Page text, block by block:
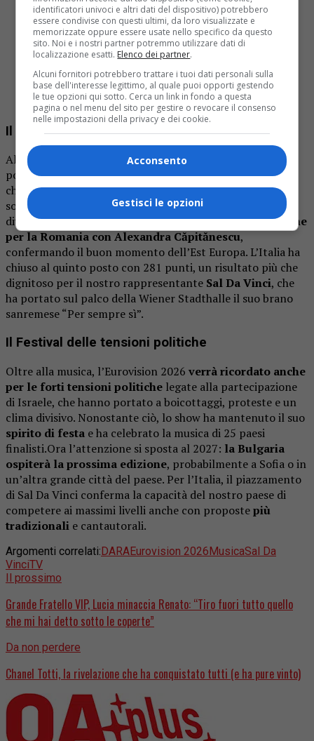
Bulgaria 🇧🇬 is the winner of the Eurovision song
contest 2026 with 516 points, beating Israel 🇮🇱
finishing in second place with 343 points.
#eurovision pic.twitter.com/FmiqhO0X3q
— morgan (@cuandoeranmios)May 16, 2026
Il podio
Al secondo posto si è piazzatoIsraele
polemiche e i boicottaggi di alcuni paesi (tra cui Spagna,
che ha trasmesso uno schermo nero con un messaggio di
solidarietà). Il risultato israeliano ha comunque generato
divisioni e proteste dentro e fuori l’arena.Terza posizione
per laRomania con Alexandra Căpitănescu,
confermando il buon momento dell’Est Europa. L’Italia ha
chiuso al quinto posto con 281 punti, un risultato più che
dignitoso per il nostro rappresentante Sal Da Vinci, che
ha portato sul palco della Wiener Stadthalle il suo brano
sanremese“Per sempre sì”.
Il Festival delle tensioni politiche
Oltre alla musica, l’Eurovision 2026 verrà ricordato anche
per le forti tensioni politiche legate alla partecipazione
di Israele, che hanno portato a boicottaggi, proteste e un
clima divisivo. Nonostante ciò, lo show ha mantenuto il suo
spirito di festa e ha celebrato la musica di 25 paesi
finalisti.Ora l’attenzione si sposta al 2027: la Bulgaria
ospiterà la prossima edizione, probabilmente a Sofia o in
un’altra grande città del paese. Per l’Italia, il piazzamento
di Sal Da Vinci conferma la capacità del nostro paese di
competere ai massimi livelli anche con propostepiù
tradizionali e cantautorali.
Argomenti correlati:DARAEurovision 2026MusicaSal Da
VinciTV
Il prossimo
Grande Fratello VIP, Lucia minaccia Renato: “Tiro fuori tutto quello
che mi hai detto sotto le coperte”
Da non perdere
Chanel Totti, la rivelazione che ha conquistato tutti (e ha pure vinto)
identificatori univoci e altri dati del dispositivo) potrebbero
essere condivise con questi ultimi, da loro visualizzate e
memorizzate oppure essere usate nello specifico da questo
sito. Noi e i nostri partner potremmo utilizzare dati di
localizzazione esatti. Elenco dei partner.
Alcuni fornitori potrebbero trattare i tuoi dati personali sulla
base dell'interesse legittimo, al quale puoi opporti gestendo
le tue opzioni qui sotto. Cerca un link in fondo a questa
pagina o nel menu del sito per gestire o revocare il consenso
nelle impostazioni della privacy e dei cookie.
Acconsento
Gestisci le opzioni